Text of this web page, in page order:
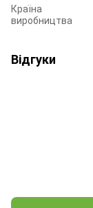
Країна
виробництва
Відгуки